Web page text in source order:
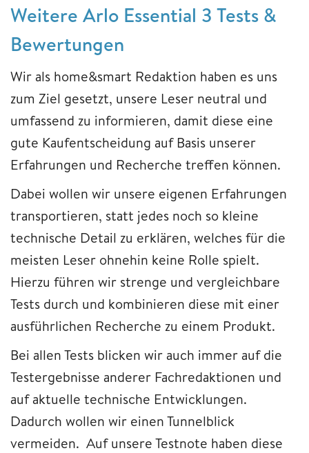
Weitere Arlo Essential 3 Tests &
Bewertungen
Wir als home&smart Redaktion haben es uns
zum Ziel gesetzt, unsere Leser neutral und
umfassend zu informieren, damit diese eine
gute Kaufentscheidung auf Basis unserer
Erfahrungen und Recherche treffen können.
Dabei wollen wir unsere eigenen Erfahrungen
transportieren, statt jedes noch so kleine
technische Detail zu erklären, welches für die
meisten Leser ohnehin keine Rolle spielt.
Hierzu führen wir strenge und vergleichbare
Tests durch und kombinieren diese mit einer
ausführlichen Recherche zu einem Produkt.
Bei allen Tests blicken wir auch immer auf die
Testergebnisse anderer Fachredaktionen und
auf aktuelle technische Entwicklungen.
Dadurch wollen wir einen Tunnelblick
vermeiden. Auf unsere Testnote haben diese